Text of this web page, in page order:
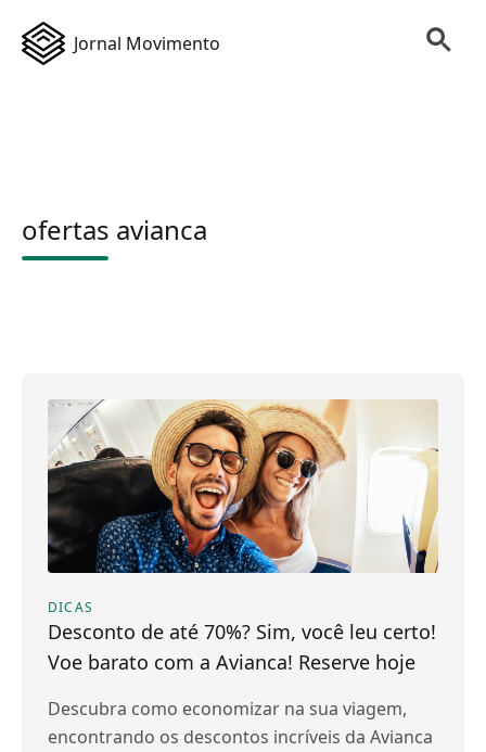
Jornal Movimento
ofertas avianca
DICAS
Desconto de até 70%? Sim, você leu certo!
Voe barato com a Avianca! Reserve hoje
Descubra como economizar na sua viagem,
encontrando os descontos incríveis da Avianca